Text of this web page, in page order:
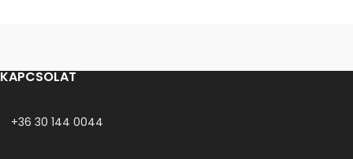
KAPCSOLAT
+36 30 144 0044